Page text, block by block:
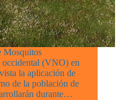
Mosquitos
occidental (VNO) en
la aplicación de
de la población de
durante…